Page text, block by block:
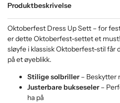
Produktbeskrivelse
Oktoberfest Dress Up Sett – for
er dette Oktoberfest-settet et
sløyfe i klassisk Oktoberfest-stil får
på et øyeblikk.
Stilige solbriller– Beskytter
Justerbare bukseseler–
ha på